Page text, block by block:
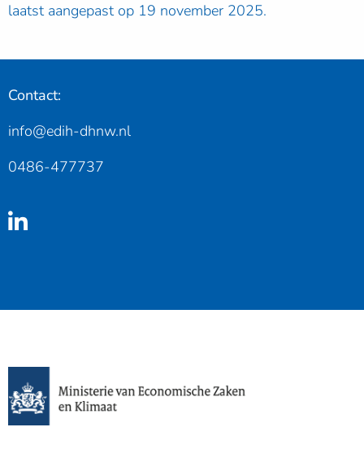
laatst aangepast op 19 november 2025.
Contact:
info@edih-dhnw.nl
0486-477737
Linkedin